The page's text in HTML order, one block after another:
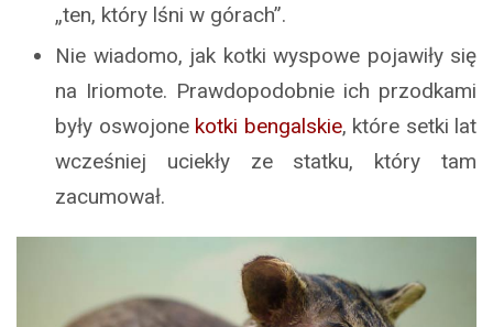
„ten, który lśni w górach”.
Nie wiadomo, jak kotki wyspowe pojawiły się
na Iriomote. Prawdopodobnie ich przodkami
były oswojone kotki bengalskie, które setki lat
wcześniej uciekły ze statku, który tam
zacumował.